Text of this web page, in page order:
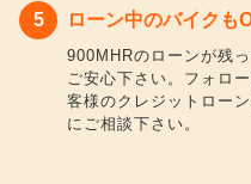
ローン中のバイクも
900MHRのローンが残
ご安心下さい。フォロ
客様のクレジットロー
にご相談下さい。